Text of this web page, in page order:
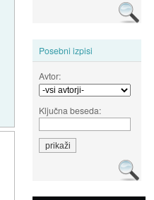
Posebni izpisi
Avtor:
Ključna beseda: